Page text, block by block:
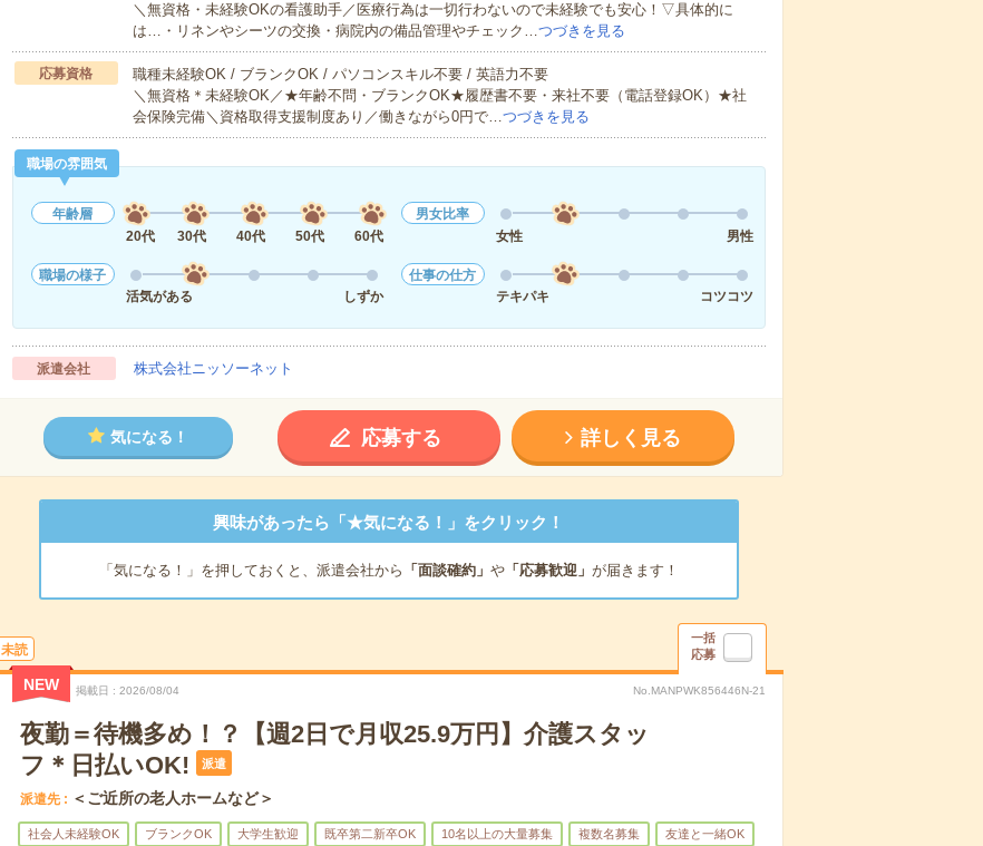
＼無資格・未経験OKの看護助手／医療行為は一切行わないので未経験でも安心！▽具体的に
は…・リネンやシーツの交換・病院内の備品管理やチェック…つづきを見る
応募資格
職種未経験OK / ブランクOK / パソコンスキル不要 / 英語力不要
＼無資格＊未経験OK／★年齢不問・ブランクOK★履歴書不要・来社不要（電話登録OK）★社
会保険完備＼資格取得支援制度あり／働きながら0円で…つづきを見る
職場の雰囲気
年齢層
20代
30代 40代 50代 60代
男女比率
女性
男性
職場の様子
活気がある
しずか
仕事の仕方
テキパキ
コツコツ
派遣会社 株式会社ニッソーネット
気になる！ 応募する 詳しく見る
興味があったら「★気になる！」をクリック！
「気になる！」を押しておくと、派遣会社から 「面談確約」 や「応募歓迎」 が届きます！
未読
一括
応募
NEW 掲載日 2026/08/04 No.MANPWK856446N-21
夜勤＝待機多め！？【週2日で月収25.9万円】介護スタッ
フ＊日払いOK!
派遣
派遣先 ＜ご近所の老人ホームなど＞
社会人未経験OK ブランクOK 大学生歓迎 既卒第二新卒OK 10名以上の大量募集 複数名募集 友達と一緒OK